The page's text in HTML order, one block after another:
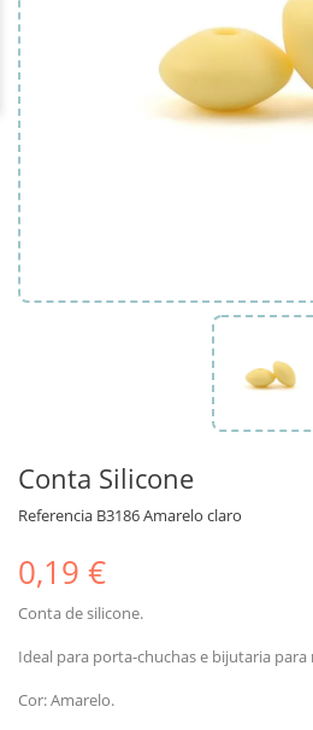
Conta Silicone
Referencia B3186 Amarelo claro
0,19 €
Conta de silicone.
Ideal para porta-chuchas e bijutaria para
Cor: Amarelo.